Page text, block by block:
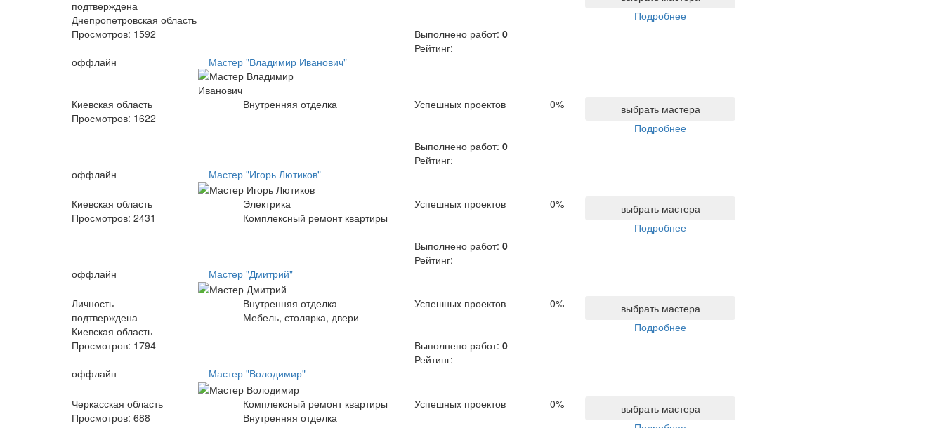
подтверждена
Днепропетровская область
Просмотров: 1592 Выполнено работ: 0
Рейтинг:
Подробнее
оффлайн Мастер "Владимир Иванович"
Киевская область
Просмотров: 1622
Внутренняя отделка Успешных проектов 0%
Выполнено работ: 0
Рейтинг:
выбрать мастера
Подробнее
оффлайн Мастер "Игорь Лютиков"
Киевская область
Просмотров: 2431
Электрика
Комплексный ремонт квартиры
Успешных проектов 0%
Выполнено работ: 0
Рейтинг:
выбрать мастера
Подробнее
оффлайн Мастер "Дмитрий"
Личность
подтверждена
Киевская область
Просмотров: 1794
Внутренняя отделка
Мебель, столярка, двери
Успешных проектов 0%
Выполнено работ: 0
Рейтинг:
выбрать мастера
Подробнее
оффлайн Мастер "Володимир"
Черкасская область
Просмотров: 688
Комплексный ремонт квартиры
Внутренняя отделка
Успешных проектов 0%
выбрать мастера